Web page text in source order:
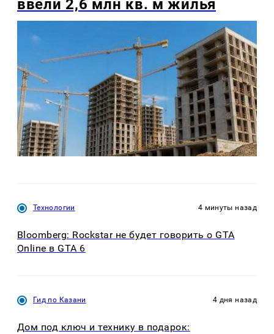
ввели 2,6 млн кв. м жилья
Технологии 4 минуты назад
Bloomberg: Rockstar не будет говорить о GTA
Online в GTA 6
Гид по Казани 4 дня назад
Дом под ключ и технику в подарок: